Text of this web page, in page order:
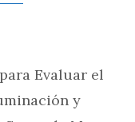
Evaluar el
y